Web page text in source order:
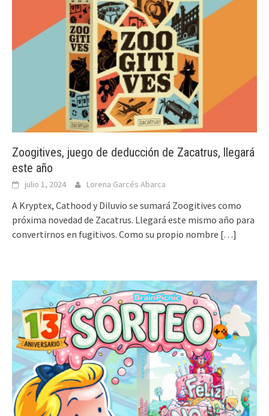
Zoogitives, juego de deducción de Zacatrus, llegará
este año
julio 1, 2024 Lorena Garcés Abarca
A Kryptex, Cathood y Diluvio se sumará Zoogitives como
próxima novedad de Zacatrus. Llegará este mismo año para
convertirnos en fugitivos. Como su propio nombre […]